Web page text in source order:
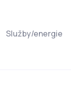
Služby/energie